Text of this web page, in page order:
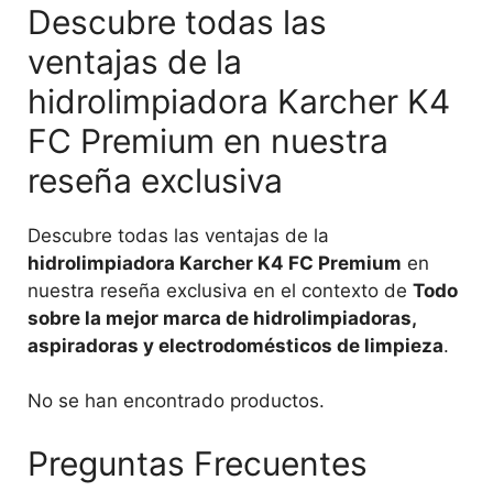
Descubre todas las
ventajas de la
hidrolimpiadora Karcher K4
FC Premium en nuestra
reseña exclusiva
Descubre todas las ventajas de la
hidrolimpiadora Karcher K4 FC Premium en
nuestra reseña exclusiva en el contexto de Todo
sobre la mejor marca de hidrolimpiadoras,
aspiradoras y electrodomésticos de limpieza.
No se han encontrado productos.
Preguntas Frecuentes